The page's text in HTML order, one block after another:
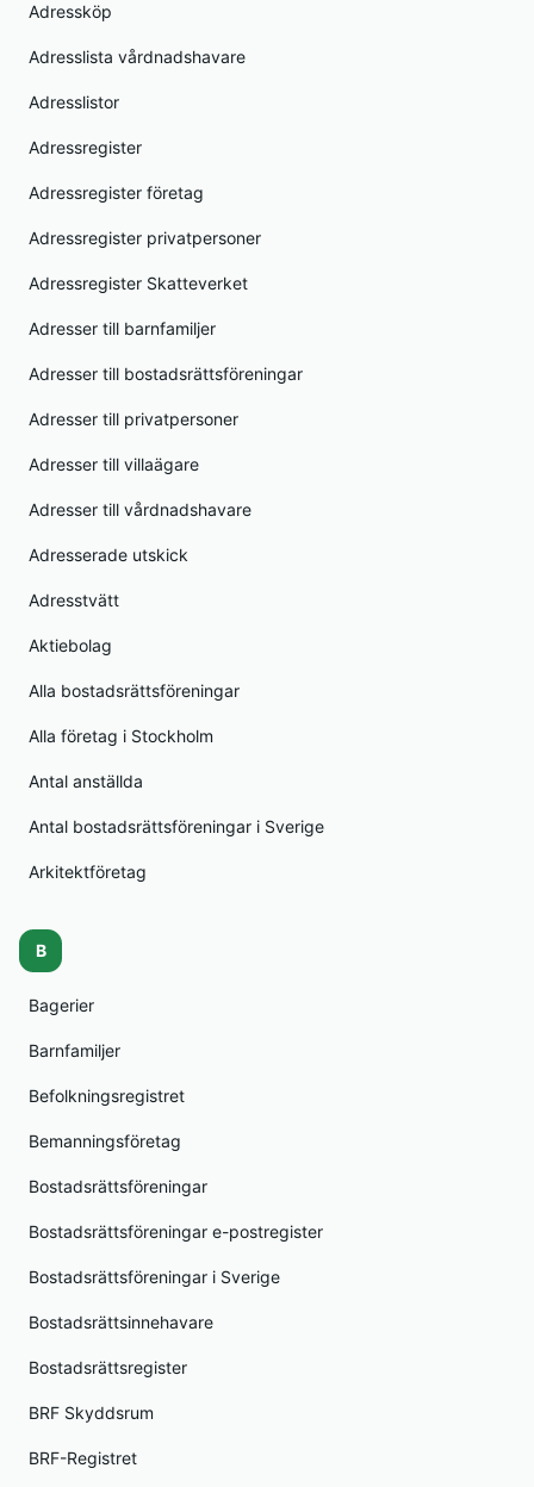
Adressköp
Adresslista vårdnadshavare
Adresslistor
Adressregister
Adressregister företag
Adressregister privatpersoner
Adressregister Skatteverket
Adresser till barnfamiljer
Adresser till bostadsrättsföreningar
Adresser till privatpersoner
Adresser till villaägare
Adresser till vårdnadshavare
Adresserade utskick
Adresstvätt
Aktiebolag
Alla bostadsrättsföreningar
Alla företag i Stockholm
Antal anställda
Antal bostadsrättsföreningar i Sverige
Arkitektföretag
B
Bagerier
Barnfamiljer
Befolkningsregistret
Bemanningsföretag
Bostadsrättsföreningar
Bostadsrättsföreningar e-postregister
Bostadsrättsföreningar i Sverige
Bostadsrättsinnehavare
Bostadsrättsregister
BRF Skyddsrum
BRF-Registret